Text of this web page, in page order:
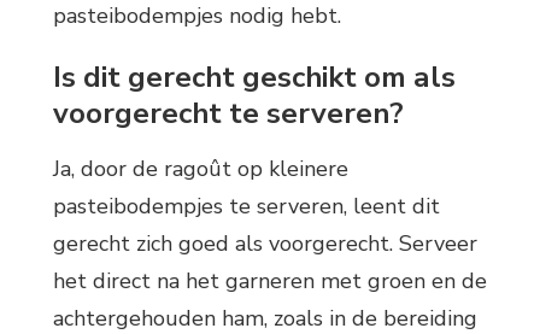
pasteibodempjes nodig hebt.
Is dit gerecht geschikt om als
voorgerecht te serveren?
Ja, door de ragoût op kleinere
pasteibodempjes te serveren, leent dit
gerecht zich goed als voorgerecht. Serveer
het direct na het garneren met groen en de
achtergehouden ham, zoals in de bereiding